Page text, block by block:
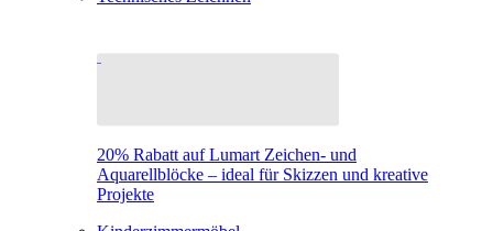
20% Rabatt auf Lumart Zeichen- und
Aquarellblöcke – ideal für Skizzen und kreative
Projekte